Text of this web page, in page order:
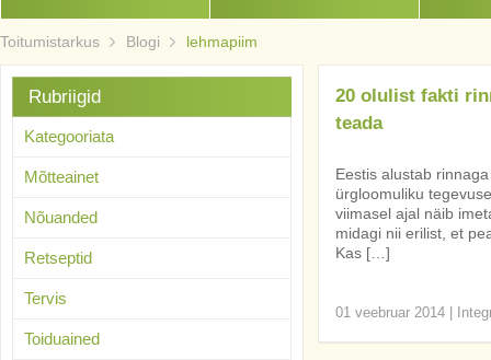
Toitumistarkus Blogi lehmapiim
20 olulist fakti
teada
Eestis alustab
ürgloomuliku
viimasel ajal näib
midagi nii erilist, et
Kas […]
01 veebruar 2014
Rubriigid
Kategooriata
Mõtteainet
Nõuanded
Retseptid
Tervis
Toiduained